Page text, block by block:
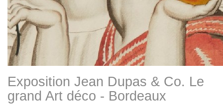
Exposition Jean Dupas & Co. Le
grand Art déco - Bordeaux